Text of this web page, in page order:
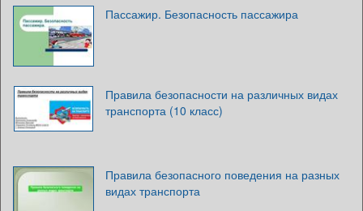
Пассажир. Безопасность пассажира
Правила безопасности на различных видах
транспорта (10 класс)
Правила безопасного поведения на разных
видах транспорта